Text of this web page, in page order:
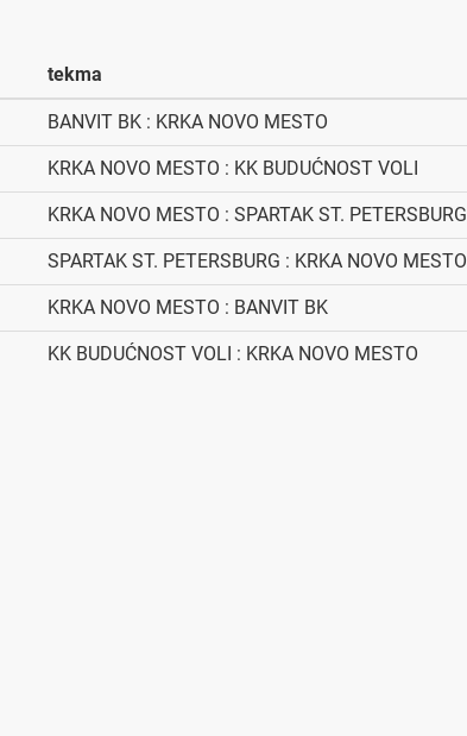
tekma
BANVIT BK : KRKA NOVO MESTO
KRKA NOVO MESTO : KK BUDUĆNOST VOLI
KRKA NOVO MESTO : SPARTAK ST. PETERSBURG
SPARTAK ST. PETERSBURG : KRKA NOVO MESTO
KRKA NOVO MESTO : BANVIT BK
KK BUDUĆNOST VOLI : KRKA NOVO MESTO